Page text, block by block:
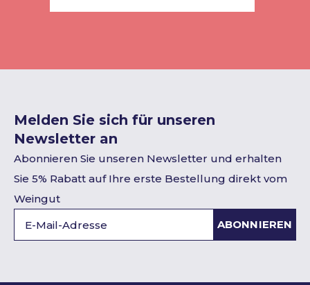
Melden Sie sich für unseren
Newsletter an
Abonnieren Sie unseren Newsletter und erhalten
Sie 5% Rabatt auf Ihre erste Bestellung direkt vom
Weingut
ABONNIEREN